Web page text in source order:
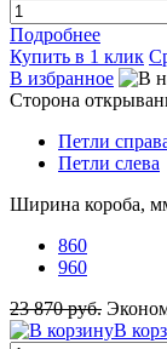
Подробнее
Купить в 1 клик
В избранное
Сторона
Петли
Петли слева
Ширина короба,
860
960
23 870 руб.
В